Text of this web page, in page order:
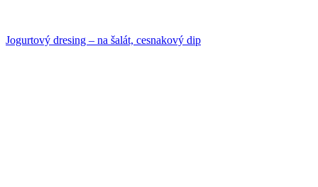
Jogurtový dresing – na šalát, cesnakový dip